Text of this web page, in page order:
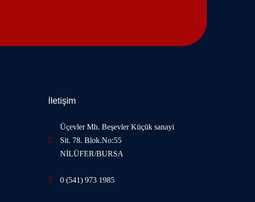
İletişim
Üçevler Mh. Beşevler Küçük sanayi
Sit. 78. Blok.No:55
NİLÜFER/BURSA
0 (541) 973 1985